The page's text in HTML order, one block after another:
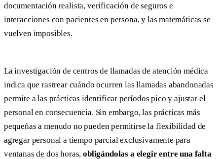
documentación realista, verificación de seguros e
interacciones con pacientes en persona, y las matemáticas se
vuelven imposibles.
La investigación de centros de llamadas de atención médica
indica que rastrear cuándo ocurren las llamadas abandonadas
permite a las prácticas identificar períodos pico y ajustar el
personal en consecuencia. Sin embargo, las prácticas más
pequeñas a menudo no pueden permitirse la flexibilidad de
agregar personal a tiempo parcial exclusivamente para
ventanas de dos horas,obligándolas a elegir entre una falta